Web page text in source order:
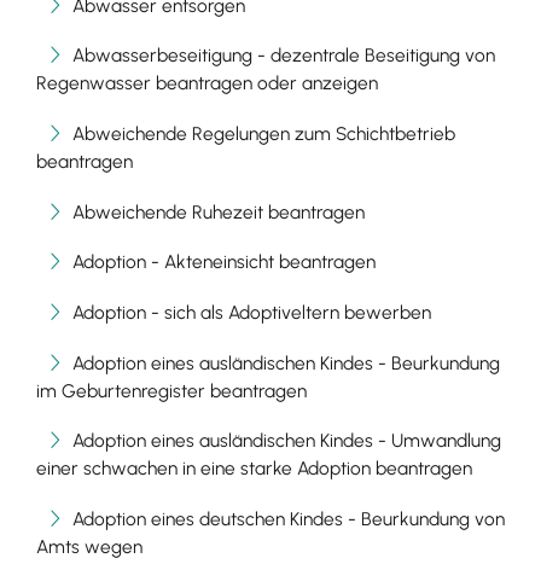
Abwasser entsorgen
Abwasserbeseitigung - dezentrale Beseitigung von
Regenwasser beantragen oder anzeigen
Abweichende Regelungen zum Schichtbetrieb
beantragen
Abweichende Ruhezeit beantragen
Adoption - Akteneinsicht beantragen
Adoption - sich als Adoptiveltern bewerben
Adoption eines ausländischen Kindes - Beurkundung
im Geburtenregister beantragen
Adoption eines ausländischen Kindes - Umwandlung
einer schwachen in eine starke Adoption beantragen
Adoption eines deutschen Kindes - Beurkundung von
Amts wegen